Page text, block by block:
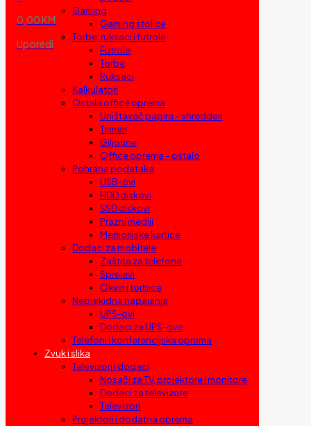
0,00 KM
Uporedi
Gaming
Gaming stolice
Torbe, ruksaci i futrole
Futrole
Torbe
Ruksaci
Kalkulatori
Ostala office oprema
Uništavač papira – shredderi
Trimeri
Giljotine
Office oprema – ostalo
Pohrana podataka
USB-ovi
HDD diskovi
SSD diskovi
Prazni mediji
Memorijske kartice
Dodaci za mobitele
Zaštita za telefone
Sprejevi
Okviri i torbice
Neprekidna napajanja
UPS-ovi
Dodaci za UPS-ove
Telefoni i konferencijska oprema
Zvuk i slika
Televizori i dodaci
Nosači za TV, projektore i monitore
Dodaci za televizore
Televizori
Projektori i dodatna oprema